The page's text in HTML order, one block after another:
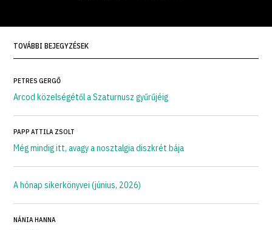
TOVÁBBI BEJEGYZÉSEK
PETRES GERGŐ
Arcod közelségétől a Szaturnusz gyűrűjéig
PAPP ATTILA ZSOLT
Még mindig itt, avagy a nosztalgia diszkrét bája
A hónap sikerkönyvei (június, 2026)
NÁNIA HANNA